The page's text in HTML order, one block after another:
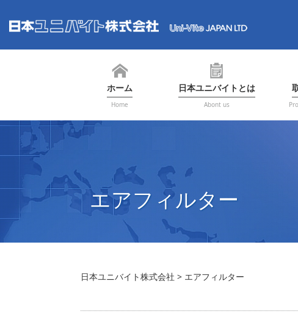
ホーム
Home
日本ユニバイトとは
Abont us
エアフィルター
日本ユニバイト株式会社 > エアフィルター